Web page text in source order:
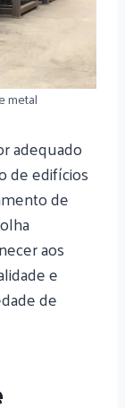
metal
adequado
de edifícios
de
aos
e
de